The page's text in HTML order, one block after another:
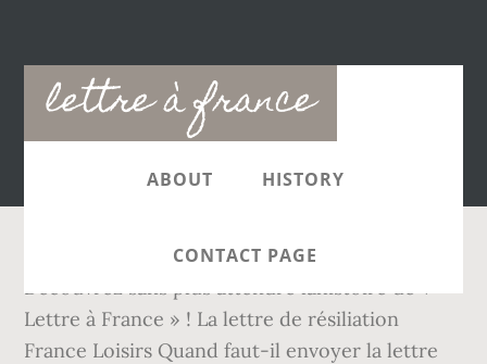
lettre à france
Main
navigation
ABOUT HISTORY
CONTACT PAGE
Découvrez sans plus attendre lâhistoire de «
Lettre à France » ! La lettre de résiliation
France Loisirs Quand faut-il envoyer la lettre